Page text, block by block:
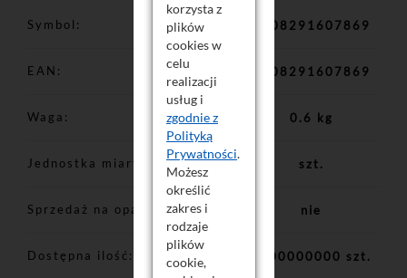
Symbol 5908291607869
EAN 5908291607869
Waga 0.6 kg
Jednostka miary szt.
Sprzedaż na opakowania nie
Dostępna ilość 1000000000 szt.
korzysta z
plików
cookies w
celu
realizacji
usług i
zgodnie z
Polityką
Prywatności.
Możesz
określić
zakres i
rodzaje
plików
cookie,